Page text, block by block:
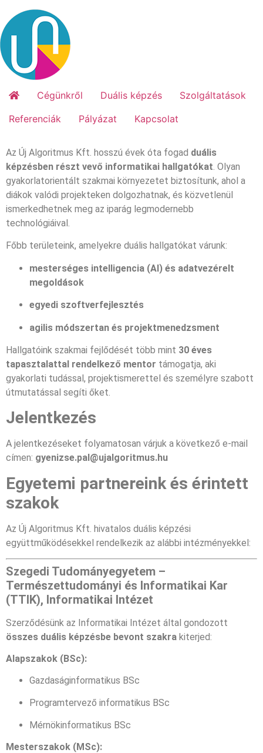
Cégünkről Duális képzés
Szolgáltatások
Referenciák
Pályázat Kapcsolat
Az Új Algoritmus Kft. hosszú évek óta fogad duális
képzésben részt vevő informatikai hallgatókat. Olyan
gyakorlatorientált szakmai környezetet biztosítunk, ahol a
diákok valódi projekteken dolgozhatnak, és közvetlenül
ismerkedhetnek meg az iparág legmodernebb
technológiáival.
Főbb területeink, amelyekre duális hallgatókat várunk:
mesterséges intelligencia (AI) és adatvezérelt
megoldások
egyedi szoftverfejlesztés
agilis módszertan és projektmenedzsment
Hallgatóink szakmai fejlődését több mint 30 éves
tapasztalattal rendelkező mentor támogatja, aki
gyakorlati tudással, projektismerettel és személyre szabott
útmutatással segíti őket.
Jelentkezés
A jelentkezéseket folyamatosan várjuk a következő e-mail
címen: gyenizse.pal@ujalgoritmus.hu
Egyetemi partnereink és érintett
szakok
Az Új Algoritmus Kft. hivatalos duális képzési
együttműködésekkel rendelkezik az alábbi intézményekkel:
Szegedi Tudományegyetem –
Természettudományi és Informatikai Kar
(TTIK), Informatikai Intézet
Szerződésünk az Informatikai Intézet által gondozott
összes duális képzésbe bevont szakra kiterjed:
Alapszakok (BSc):
Gazdaságinformatikus BSc
Programtervező informatikus BSc
Mérnökinformatikus BSc
Mesterszakok (MSc):